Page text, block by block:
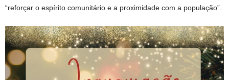
“reforçar o espírito comunitário e a proximidade com a população”.